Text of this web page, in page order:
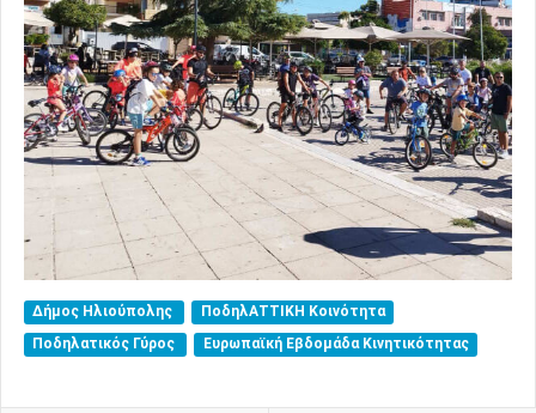
Δήμος Ηλιούπολης
ΠοδηλΑΤΤΙΚΗ Κοινότητα
Ποδηλατικός Γύρος
Ευρωπαϊκή Εβδομάδα Κινητικότητας